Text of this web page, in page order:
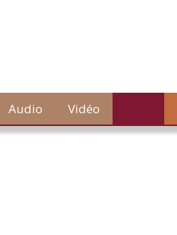
Audio Vidéo